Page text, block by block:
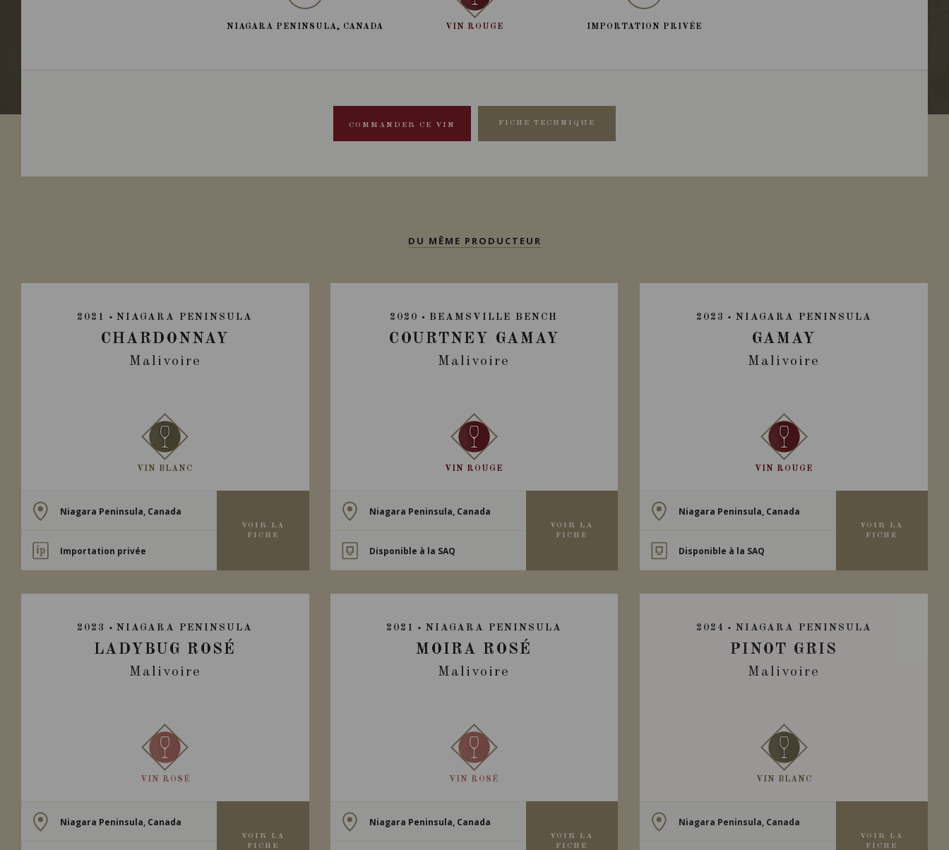
NIAGARA PENINSULA, CANADA VIN ROUGE IMPORTATION PRIVÉE
COMMANDER CE VIN FICHE TECHNIQUE
DU MÊME PRODUCTEUR
2021 NIAGARA PENINSULA
CHARDONNAY
Malivoire
VIN BLANC
Niagara Peninsula, Canada
Importation privée
VOIR LA
FICHE
2020 BEAMSVILLE BENCH
COURTNEY GAMAY
Malivoire
VIN ROUGE
Niagara Peninsula, Canada
Disponible à la SAQ
VOIR LA
FICHE
2023 NIAGARA PENINSULA
GAMAY
Malivoire
VIN ROUGE
Niagara Peninsula, Canada
Disponible à la SAQ
VOIR LA
FICHE
2023 NIAGARA PENINSULA
LADYBUG ROSÉ
Malivoire
VIN ROSÉ
Niagara Peninsula, Canada
VOIR LA
FICHE
2021 NIAGARA PENINSULA
MOIRA ROSÉ
Malivoire
VIN ROSÉ
Niagara Peninsula, Canada
VOIR LA
FICHE
2024 NIAGARA PENINSULA
PINOT GRIS
Malivoire
VIN BLANC
Niagara Peninsula, Canada
VOIR LA
FICHE